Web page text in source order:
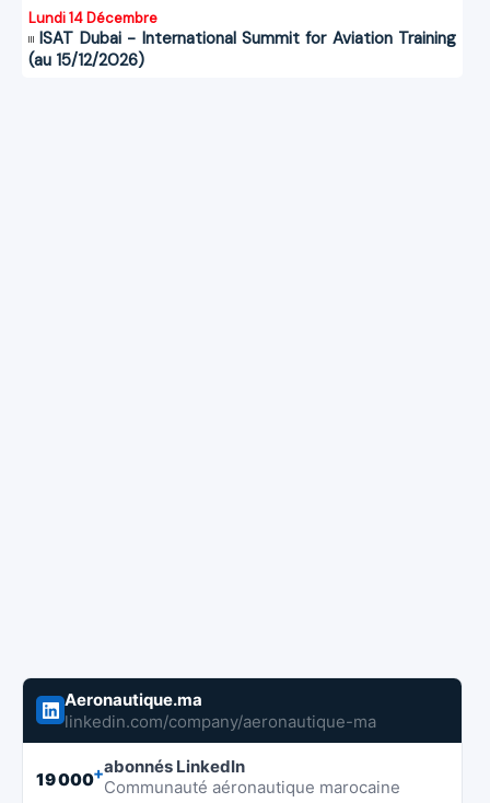
Lundi 14 Décembre
ISAT Dubai - International Summit for Aviation Training
(au 15/12/2026)
Aeronautique.ma
linkedin.com/company/aeronautique-ma
19 000+abonnés LinkedIn
Communauté aéronautique marocaine